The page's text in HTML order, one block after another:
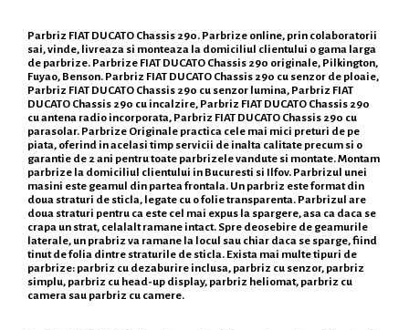
Parbriz FIAT DUCATO Chassis 290. Parbrize online, prin colaboratorii
sai, vinde, livreaza si monteaza la domiciliul clientului o gama larga
de parbrize. Parbrize FIAT DUCATO Chassis 290 originale, Pilkington,
Fuyao, Benson. Parbriz FIAT DUCATO Chassis 290 cu senzor de ploaie,
Parbriz FIAT DUCATO Chassis 290 cu senzor lumina, Parbriz FIAT
DUCATO Chassis 290 cu incalzire, Parbriz FIAT DUCATO Chassis 290
cu antena radio incorporata, Parbriz FIAT DUCATO Chassis 290 cu
parasolar. Parbrize Originale practica cele mai mici preturi de pe
piata, oferind in acelasi timp servicii de inalta calitate precum si o
garantie de 2 ani pentru toate parbrizele vandute si montate. Montam
parbrize la domiciliul clientului in Bucuresti si Ilfov. Parbrizul unei
masini este geamul din partea frontala. Un parbriz este format din
doua straturi de sticla, legate cu o folie transparenta. Parbrizul are
doua straturi pentru ca este cel mai expus la spargere, asa ca daca se
crapa un strat, celalalt ramane intact. Spre deosebire de geamurile
laterale, un prabriz va ramane la locul sau chiar daca se sparge, fiind
tinut de folia dintre straturile de sticla. Exista mai multe tipuri de
parbrize: parbriz cu dezaburire inclusa, parbriz cu senzor, parbriz
simplu, parbriz cu head-up display, parbriz heliomat, parbriz cu
camera sau parbriz cu camere.